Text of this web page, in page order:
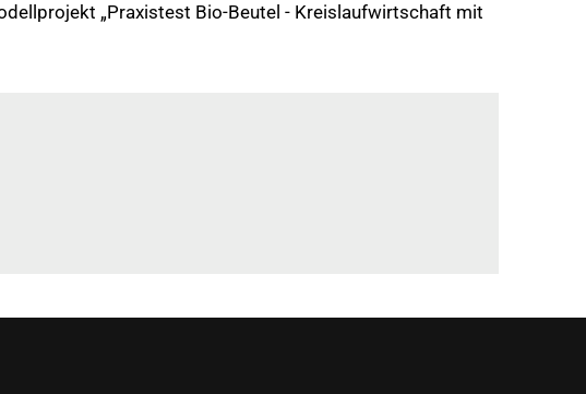
„Praxistest Bio-Beutel - Kreislaufwirtschaft mit